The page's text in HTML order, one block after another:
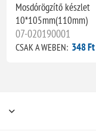
Mosdórögzítő készlet
10*105mm(110mm)
07-020190001
CSAK A WEBEN: 348 Ft